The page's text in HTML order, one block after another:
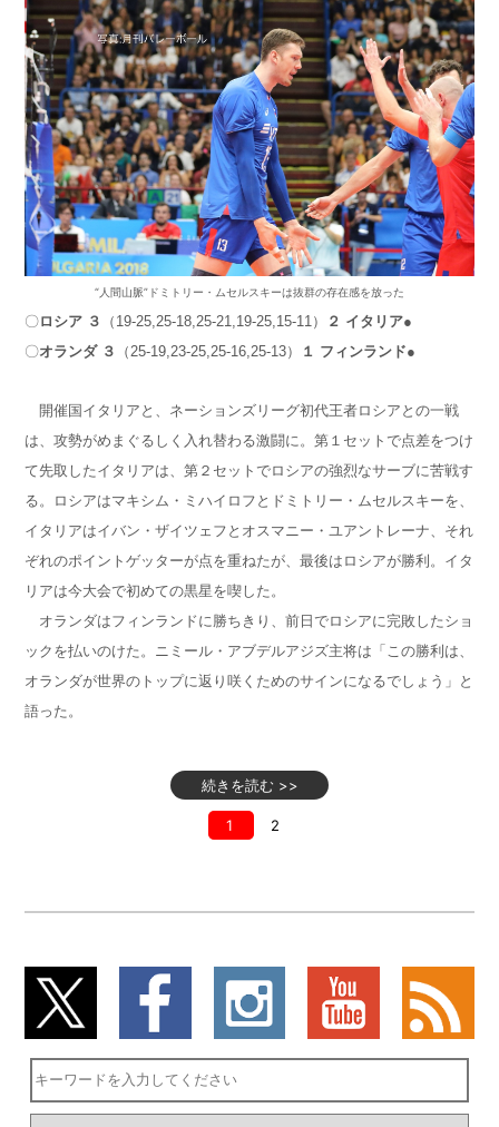
“人間山脈”ドミトリー・ムセルスキーは抜群の存在感を放った
〇ロシア ３ （19-25,25-18,25-21,19-25,15-11） ２ イタリア●
〇オランダ ３ （25-19,23-25,25-16,25-13） １ フィンランド●
開催国イタリアと、ネーションズリーグ初代王者ロシアとの一戦
は、攻勢がめまぐるしく入れ替わる激闘に。第１セットで点差をつけ
て先取したイタリアは、第２セットでロシアの強烈なサーブに苦戦す
る。ロシアはマキシム・ミハイロフとドミトリー・ムセルスキーを、
イタリアはイバン・ザイツェフとオスマニー・ユアントレーナ、それ
ぞれのポイントゲッターが点を重ねたが、最後はロシアが勝利。イタ
リアは今大会で初めての黒星を喫した。
オランダはフィンランドに勝ちきり、前日でロシアに完敗したショ
ックを払いのけた。ニミール・アブデルアジズ主将は「この勝利は、
オランダが世界のトップに返り咲くためのサインになるでしょう」と
語った。
続きを読む >>
1 2